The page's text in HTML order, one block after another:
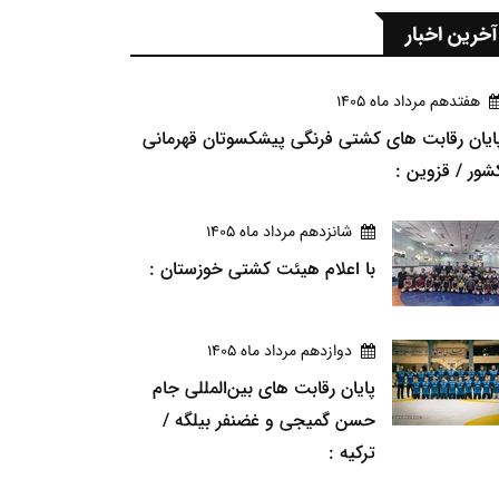
آخرین اخبار
هفتدهم مرداد ماه 1405
رقابت های کشتی فرنگی پیشکسوتان قهرمانی
/ قزوین :
شانزدهم مرداد ماه 1405
با اعلام هیئت کشتی خوزستان :
دوازدهم مرداد ماه 1405
پایان رقابت های بین‌المللی جام
حسن گمیجی و غضنفر بیلگه /
ترکیه :